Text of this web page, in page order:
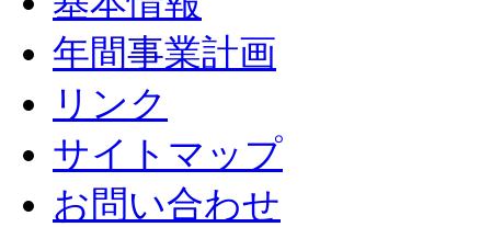
年間事業計画
リンク
サイトマップ
お問い合わせ